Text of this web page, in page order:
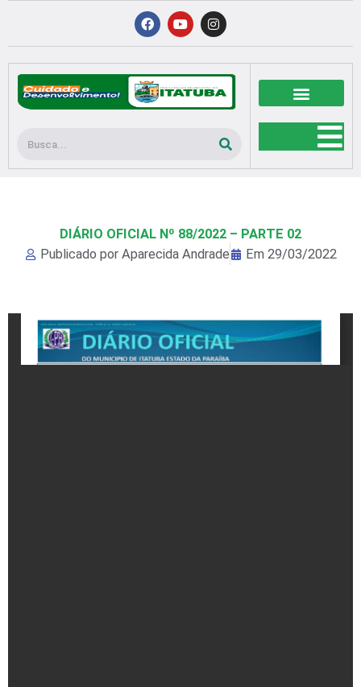
conteúdo
F
a
c
b
o
o
k
Y
o
u
u
b
e
I
n
s
a
g
r
a
Pesquisar
DIÁRIO OFICIAL Nº 88/2022 – PARTE 02
Publicado por Aparecida Andrade Em 29/03/2022